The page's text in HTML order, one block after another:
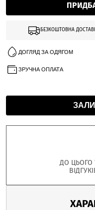
БЕЗКОШТОВНА
ДОГЛЯД ЗА ОДЯГОМ
ЗРУЧНА ОПЛАТА
ДО ЦЬОГО